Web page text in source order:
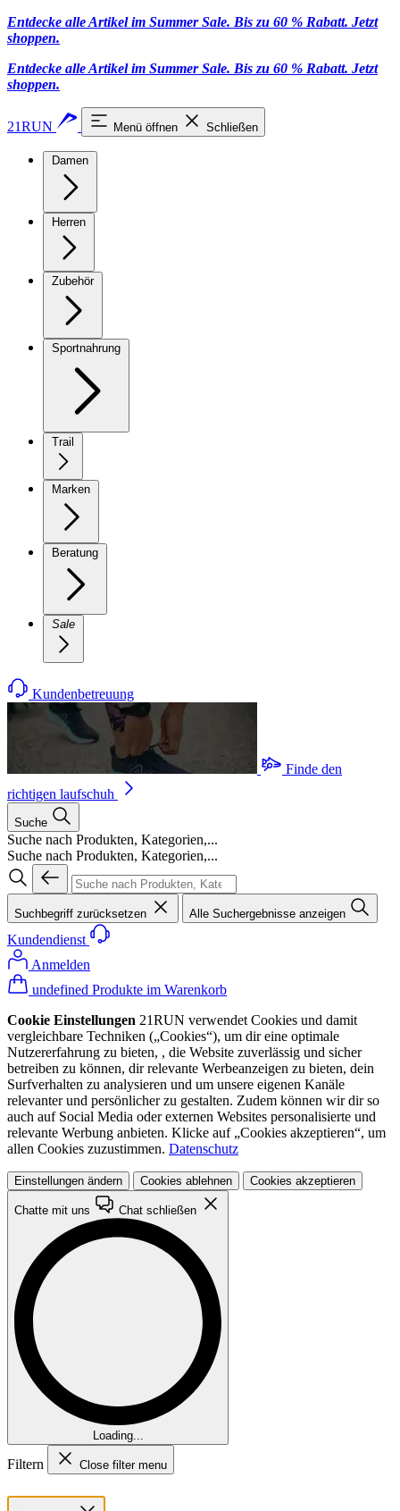
Entdecke alle Artikel im Summer Sale. Bis zu 60 % Rabatt. Jetzt
shoppen.
Entdecke alle Artikel im Summer Sale. Bis zu 60 % Rabatt. Jetzt
shoppen.
21RUN Menü öffnen Schließen
Damen
Herren
Zubehör
Sportnahrung
Trail
Marken
Beratung
Sale
Kundenbetreuung
Finde den
richtigen laufschuh
Suche
Suche nach Produkten, Kategorien,...
Suche nach Produkten, Kategorien,...
Suchbegriff zurücksetzen Alle Suchergebnisse anzeigen
Kundendienst
Anmelden
undefined Produkte im Warenkorb
Cookie Einstellungen 21RUN verwendet Cookies und damit
vergleichbare Techniken („Cookies“), um dir eine optimale
Nutzererfahrung zu bieten, , die Website zuverlässig und sicher
betreiben zu können, dir relevante Werbeanzeigen zu bieten, dein
Surfverhalten zu analysieren und um unsere eigenen Kanäle
relevanter und persönlicher zu gestalten. Zudem können wir dir so
auch auf Social Media oder externen Websites personalisierte und
relevante Werbung anbieten. Klicke auf „Cookies akzeptieren“, um
allen Cookies zuzustimmen. Datenschutz
Einstellungen ändern Cookies ablehnen Cookies akzeptieren
Chatte mit uns Chat schließen
Loading...
Filtern Close filter menu